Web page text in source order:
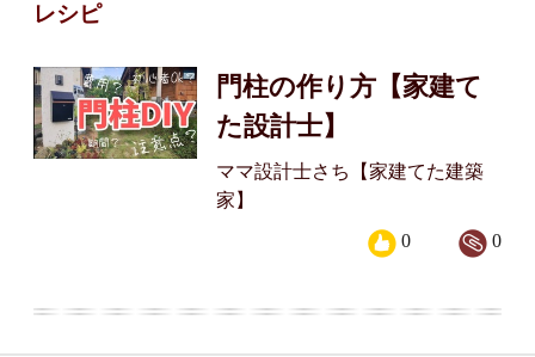
レシピ
門柱の作り方【家建て
た設計士】
ママ設計士さち【家建てた建築
家】
0
0